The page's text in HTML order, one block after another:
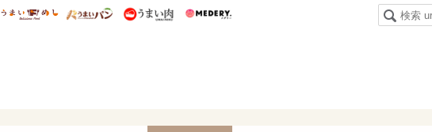
研 ディズニー特集
mimot. うまいめし うまいパン うまい肉